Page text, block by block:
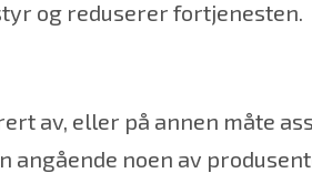
og reduserer fortjenesten.
av, eller på annen måte
noen av